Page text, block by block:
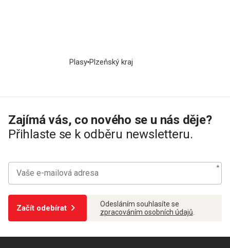
Plasy Plzeňský kraj
Zajímá vás, co nového se u nás děje?
Přihlaste se k odběru newsletteru.
Začít odebírat
Odesláním souhlasíte se
zpracováním osobních údajů